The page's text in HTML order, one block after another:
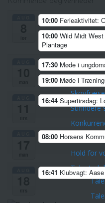
Stifindere
Unge ca.
Hold for
10:00 Ferieaktivitet:
10:00 Wild Midt
Plantage
17:30 Møde i
19:00 Møde i
16:44 Supertirsdag:
08:00 Horsens
16:41 Klubvagt: